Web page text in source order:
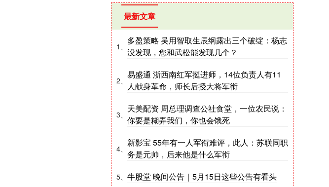
最新文章
1、
多盈策略 吴用智取生辰纲露出三个破绽：杨志
没发现，您和武松能发现几个？
2、
易盛通 浙西南红军挺进师，14位负责人有11
人献身革命，师长后授大将军衔
3、
天美配资 周总理调查公社食堂，一位农民说：
你要是糊弄我们，你也会饿死
4、
新影宝 55年有一人军衔难评，此人：苏联同职
务是元帅，后来他是什么军衔
5、 牛股堂 晚间公告｜5月15日这些公告有看头